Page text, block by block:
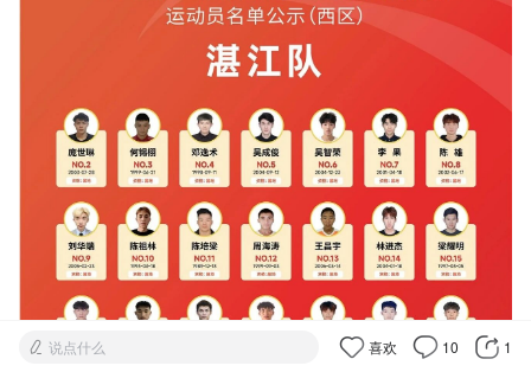
说点什么 喜欢 10 1